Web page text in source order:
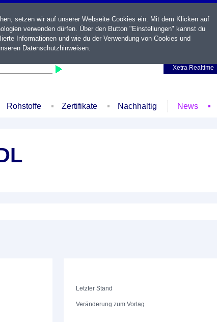
Xetra Realtime
Rohstoffe Zertifikate Nachhaltig News
Letzter Stand
Veränderung zum Vortag
setzen wir auf unserer Webseite Cookies ein. Mit dem Klicken auf
verwenden dürfen. Über den Button "Einstellungen" kannst du
Informationen und wie du der Verwendung von Cookies und
Datenschutzhinweisen.